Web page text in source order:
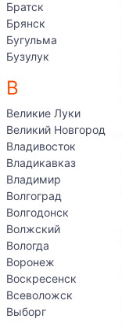
Братск
Брянск
Бугульма
Бузулук
В
Великие Луки
Великий Новгород
Владивосток
Владикавказ
Владимир
Волгоград
Волгодонск
Волжский
Вологда
Воронеж
Воскресенск
Всеволожск
Выборг